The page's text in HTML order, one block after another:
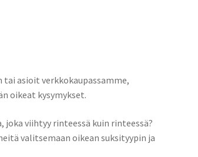
asioit verkkokaupassamme,
oikeat kysymykset.
viihtyy rinteessä kuin rinteessä?
valitsemaan oikean suksityypin ja